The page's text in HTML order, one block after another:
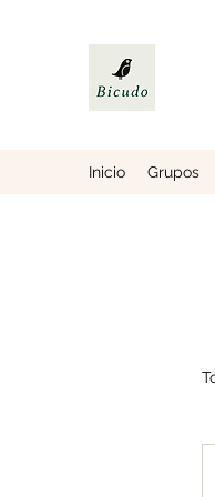
Inicio Grupos